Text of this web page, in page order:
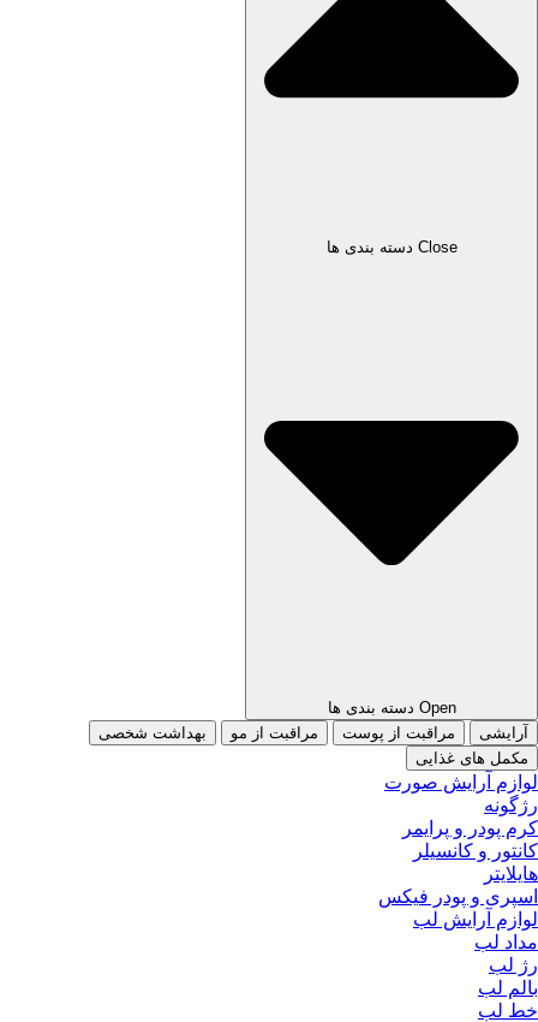
مراقبت از پوست
مراقبت از مو
بهداشت شخصی
غذایی
صورت
پرایمر
پودر فیکس
لب